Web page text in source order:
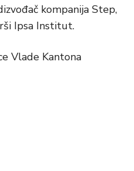
kompanija Step,
Ipsa Institut.
Vlade Kantona